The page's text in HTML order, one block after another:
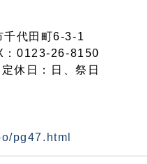
代田町6-3-1
：0123-26-8150
休日：日、祭日
pg47.html